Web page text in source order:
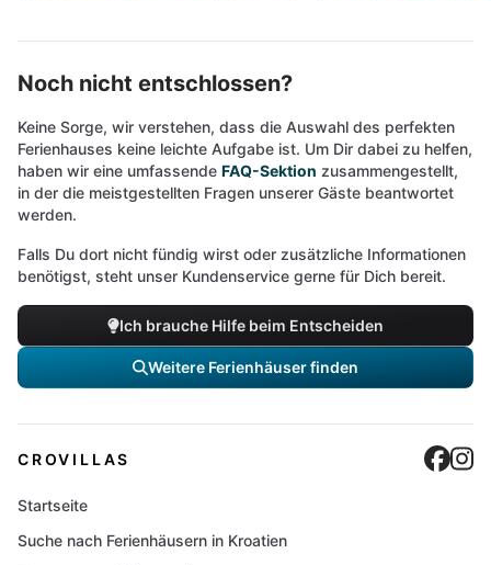
Noch nicht entschlossen?
Keine Sorge, wir verstehen, dass die Auswahl des perfekten
Ferienhauses keine leichte Aufgabe ist. Um Dir dabei zu helfen,
haben wir eine umfassende FAQ-Sektion zusammengestellt,
in der die meistgestellten Fragen unserer Gäste beantwortet
werden.
Falls Du dort nicht fündig wirst oder zusätzliche Informationen
benötigst, steht unser Kundenservice gerne für Dich bereit.
Ich brauche Hilfe beim Entscheiden
Weitere Ferienhäuser finden
CROVILLAS
Startseite
Suche nach Ferienhäusern in Kroatien